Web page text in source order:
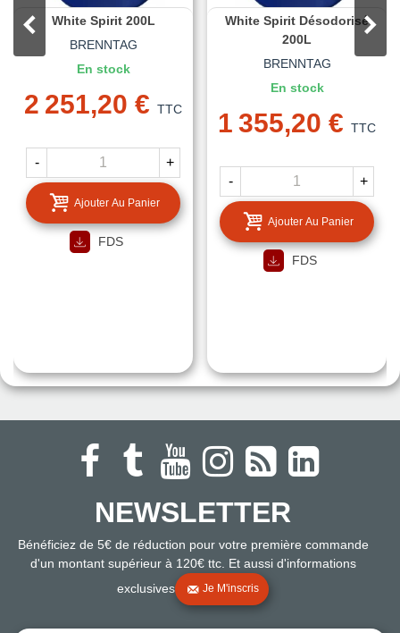
White Spirit 200L
BRENNTAG
En stock
2 251,20 € TTC
- +
Ajouter Au Panier
FDS
White Spirit Désodorisé
200L
BRENNTAG
En stock
1 355,20 € TTC
- +
Ajouter Au Panier
FDS
NEWSLETTER
Bénéficiez de 5€ de réduction pour votre première commande
d'un montant supérieur à 120€ ttc. Et aussi d'informations
exclusives
Je M'inscris